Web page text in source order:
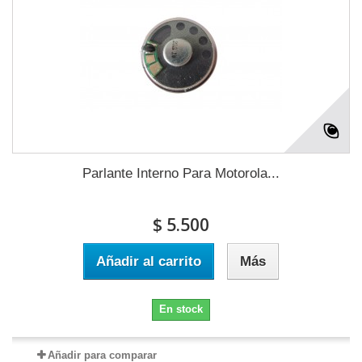
Parlante Interno Para Motorola...
$ 5.500
Añadir al carrito Más
En stock
Añadir para comparar